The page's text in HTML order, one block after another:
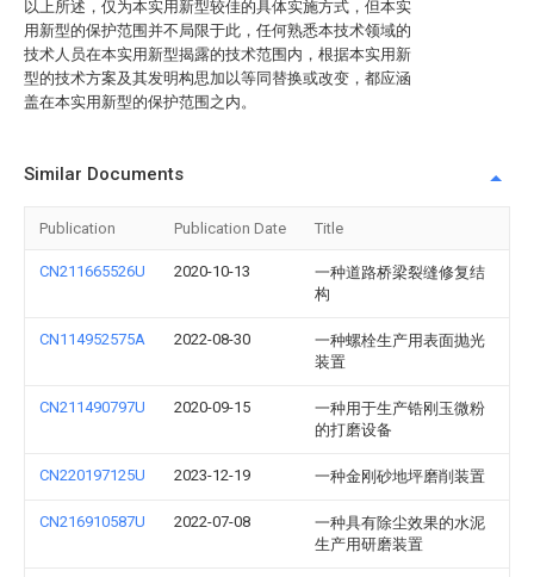
以上所述，仅为本实用新型较佳的具体实施方式，但本实
用新型的保护范围并不局限于此，任何熟悉本技术领域的
技术人员在本实用新型揭露的技术范围内，根据本实用新
型的技术方案及其发明构思加以等同替换或改变，都应涵
盖在本实用新型的保护范围之内。
Similar Documents
Publication Publication Date Title
CN211665526U 2020-10-13
一种道路桥梁裂缝修复结
构
CN114952575A 2022-08-30
一种螺栓生产用表面抛光
装置
CN211490797U 2020-09-15
一种用于生产锆刚玉微粉
的打磨设备
CN220197125U 2023-12-19 一种金刚砂地坪磨削装置
CN216910587U 2022-07-08
一种具有除尘效果的水泥
生产用研磨装置